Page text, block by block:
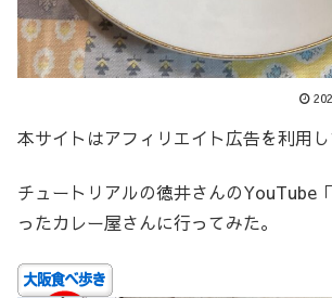
本サイトはアフィリエイト広告を利用
チュートリアルの徳井さんのYouTube
ったカレー屋さんに行ってみた。